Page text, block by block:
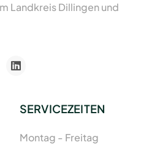
Landkreis Dillingen und
SERVICEZEITEN
Montag - Freitag